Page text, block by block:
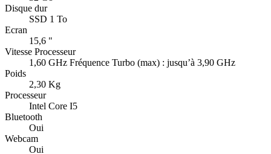
Disque dur
SSD 1 To
Ecran
15,6 "
Vitesse Processeur
1,60 GHz Fréquence Turbo (max) : jusqu’à 3,90 GHz
Poids
2,30 Kg
Processeur
Intel Core I5
Bluetooth
Oui
Webcam
Oui